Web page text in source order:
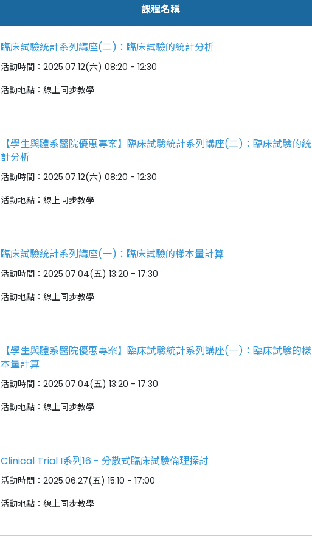
課程名稱
臨床試驗統計系列講座(二)：臨床試驗的統計分析
活動時間：2025.07.12(六) 08:20 - 12:30
活動地點：線上同步教學
【學生與體系醫院優惠專案】臨床試驗統計系列講座(二)：臨床試驗的統
計分析
活動時間：2025.07.12(六) 08:20 - 12:30
活動地點：線上同步教學
臨床試驗統計系列講座(一)：臨床試驗的樣本量計算
活動時間：2025.07.04(五) 13:20 - 17:30
活動地點：線上同步教學
【學生與體系醫院優惠專案】臨床試驗統計系列講座(一)：臨床試驗的樣
本量計算
活動時間：2025.07.04(五) 13:20 - 17:30
活動地點：線上同步教學
Clinical Trial I系列16 - 分散式臨床試驗倫理探討
活動時間：2025.06.27(五) 15:10 - 17:00
活動地點：線上同步教學